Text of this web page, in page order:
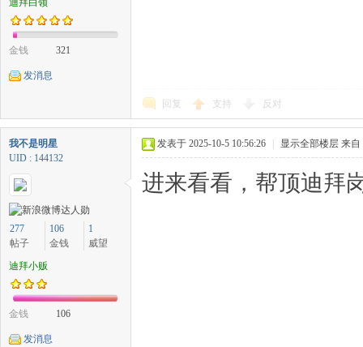
迪拜白领
金钱 321
发消息
回复 支持 反对
我不是明星
UID : 144132
277
帖子
106
金钱
1
威望
迪拜小贩
金钱 106
发消息
发表于 2025-10-5 10:56:26 显示全部楼层 来自
进来看看，帮顶迪拜